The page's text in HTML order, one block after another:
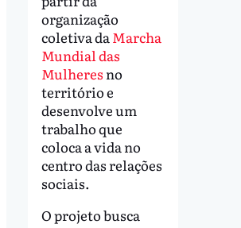
organização
coletiva daMarcha
Mundial das
Mulheres no
território e
desenvolve um
trabalho que
coloca a vida no
centro das relações
sociais.
O projeto busca